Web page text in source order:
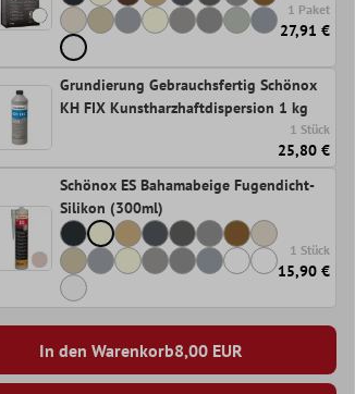
1 Paket
27,91 €
Grundierung Gebrauchsfertig Schönox
KH FIX Kunstharzhaftdispersion 1 kg
1 Stück
25,80 €
Schönox ES Bahamabeige Fugendicht-
Silikon (300ml)
1 Stück
15,90 €
In den Warenkorb8,00EUR